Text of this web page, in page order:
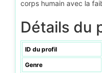
corps humain avec la
Détails du
ID du profil
Genre